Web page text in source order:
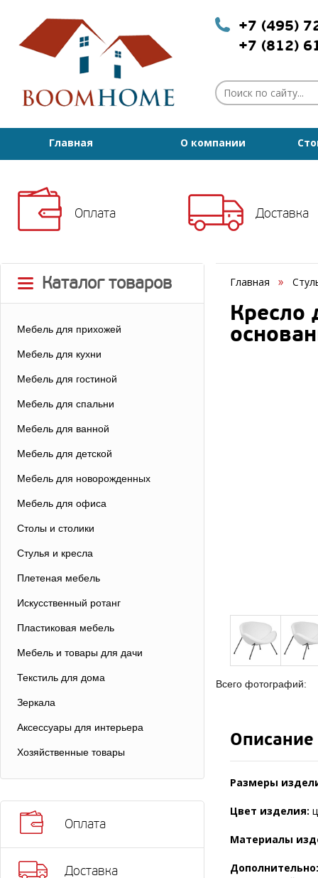
+7 (495)
+7 (812)
Главная О компании
Оплата Доставка
Каталог товаров
Мебель для прихожей
Мебель для кухни
Мебель для гостиной
Мебель для спальни
Мебель для ванной
Мебель для детской
Мебель для новорожденных
Мебель для офиса
Столы и столики
Стулья и кресла
Плетеная мебель
Искусственный ротанг
Пластиковая мебель
Мебель и товары для дачи
Текстиль для дома
Зеркала
Аксессуары для интерьера
Хозяйственные товары
Оплата
Доставка
Главная
Кресло
Всего фотографий:
Описание
Размеры
Цвет изделия:
Материалы
Дополнительно: